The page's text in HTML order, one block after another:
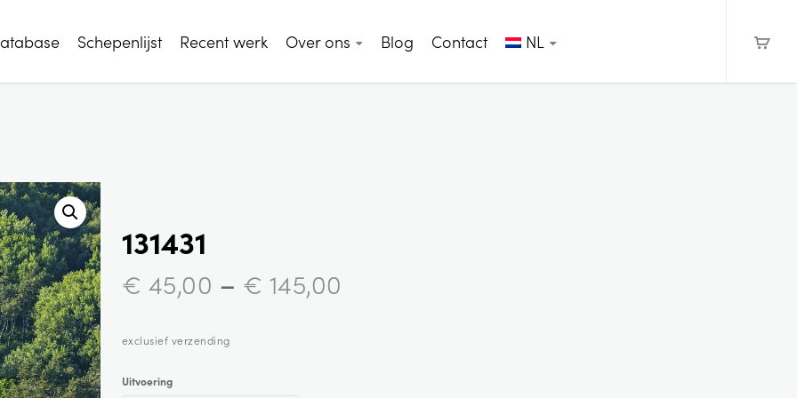
Schepenlijst Recent werk Over ons Blog Contact NL
131431
€ 45,00 – € 145,00
exclusief verzending
Uitvoering